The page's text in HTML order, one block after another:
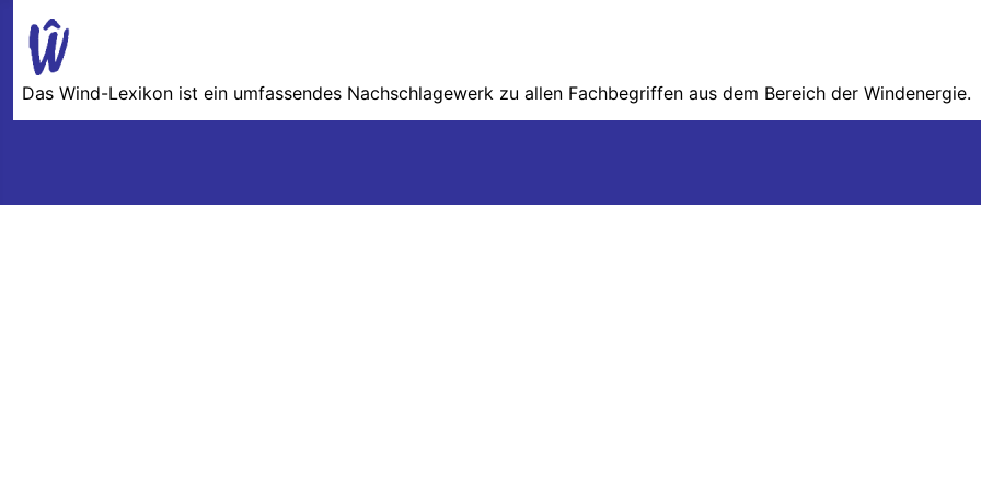
Das Wind-Lexikon ist ein umfassendes Nachschlage­werk zu allen Fachbegriffen aus dem Bereich der Wind­energie.